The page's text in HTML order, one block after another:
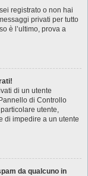
registrato o non hai
privati per tutto
è l’ultimo, prova a
​​di un utente
di Controllo
utente,
di impedire a un utente
da qualcuno in